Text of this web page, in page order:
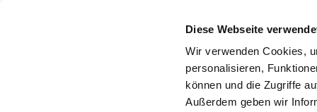
Diese Webseite
Wir verwenden Cookies,
personalisieren,
können und die Zugriffe
Außerdem geben wir
Aktuell und
Sachsen